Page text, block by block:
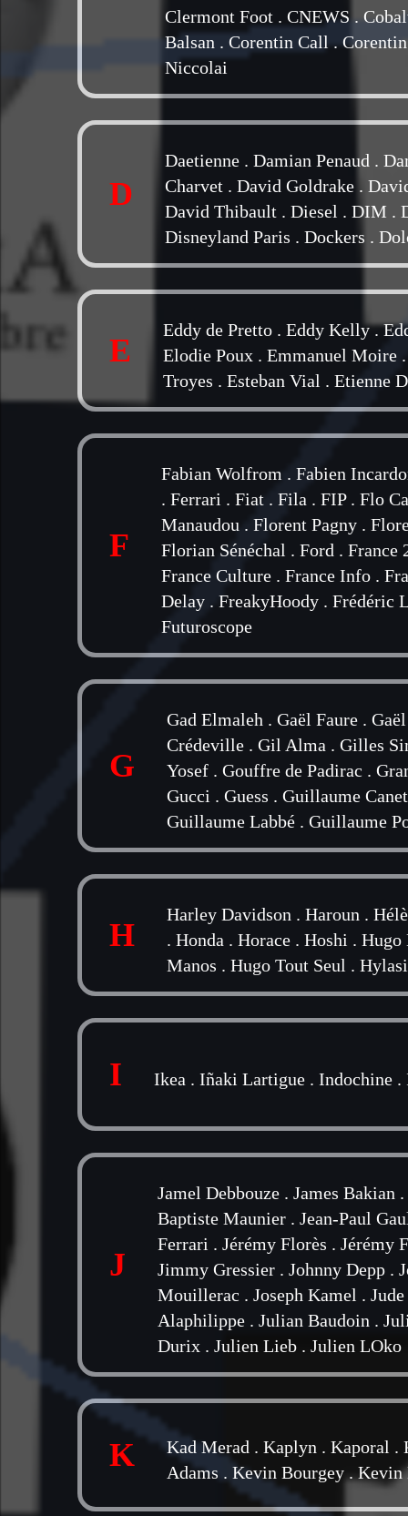
Clermont Foot . CNEWS .
Balsan . Corentin Call .
Niccolai
D
Daetienne . Damian Penaud .
Charvet . David Goldrake .
David Thibault . Diesel . DIM .
Disneyland Paris . Dockers .
E
Eddy de Pretto . Eddy Kelly.
Elodie Poux . Emmanuel Moire
Troyes . Esteban Vial . Etienne
F
Fabian Wolfrom . Fabien
. Ferrari . Fiat . Fila . FIP. Flo
Manaudou . Florent Pagny .
Florian Sénéchal . Ford . France
France Culture . France Info .
Delay . FreakyHoody . Frédéric
Futuroscope
G
Gad Elmaleh . Gaël Faure .
Crédeville . Gil Alma . Gilles
Yosef . Gouffre de Padirac .
Gucci . Guess . Guillaume Canet
Guillaume Labbé . Guillaume
H
Harley Davidson . Haroun .
. Honda . Horace . Hoshi . Hugo
Manos . Hugo Tout Seul .
I Ikea . Iñaki Lartigue . Indochine .
J
Jamel Debbouze . James Bakian .
Baptiste Maunier . Jean-Paul
Ferrari . Jérémy Florès . Jérémy
Jimmy Gressier . Johnny Depp .
Mouillerac . Joseph Kamel .
Alaphilippe . Julian Baudoin .
Durix . Julien Lieb . Julien LOko
K Kad Merad . Kaplyn . Kaporal .
Adams . Kevin Bourgey . Kevin